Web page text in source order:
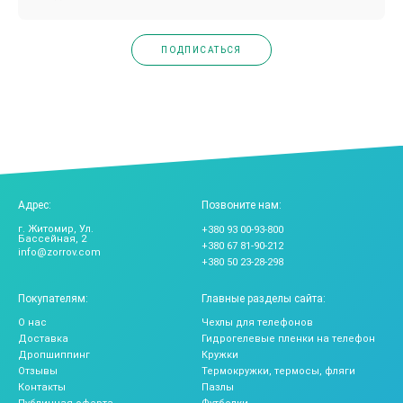
ПОДПИСАТЬСЯ
Адрес:
г. Житомир, Ул.
Бассейная, 2
info@zorrov.com
Позвоните нам:
+380 93 00-93-800
+380 67 81-90-212
+380 50 23-28-298
Покупателям:
О нас
Доставка
Дропшиппинг
Отзывы
Контакты
Главные разделы сайта:
Чехлы для телефонов
Гидрогелевые пленки на телефон
Кружки
Термокружки, термосы, фляги
Пазлы